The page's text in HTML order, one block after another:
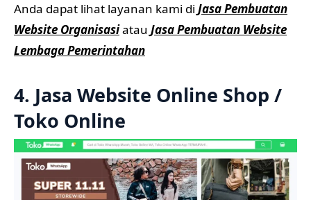
Anda dapat lihat layanan kami di Jasa Pembuatan
Website Organisasiatau Jasa Pembuatan Website
Lembaga Pemerintahan
4. Jasa Website Online Shop /
Toko Online